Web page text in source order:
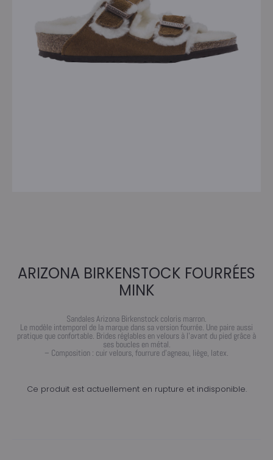
ARIZONA BIRKENSTOCK FOURRÉES
MINK
Sandales Arizona Birkenstock coloris marron.
Le modèle intemporel de la marque dans sa version fourrée. Une paire aussi
pratique que confortable. Brides réglables en velours à l’avant du pied grâce à
ses boucles en métal.
– Composition : cuir velours, fourrure d’agneau, liège, latex.
Ce produit est actuellement en rupture et indisponible.